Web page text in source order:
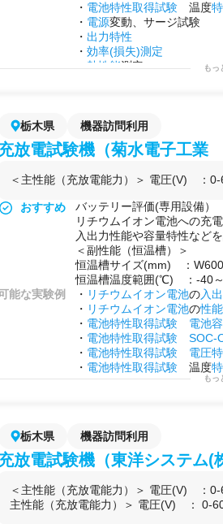
・ 電池特性取得試験 温度
・ 電源変動、サージ試験
・出力特性
・効率(損失)測定
・熱性能測定
・研究プロジェクトを始める
・自社で行えないサイドプロ
もっ
栃木県 機器訪問利用
放電試験機（菊水電子工業
＜主性能（充放電能力）＞ 電圧(V) ：
おすすめ
バッテリー評価(専用設備）
リチウムイオン電池への充
入出力性能や容量特性など
＜副性能（恒温槽）＞
恒温槽サイズ(mm) ：
恒温槽温度範囲(℃) ：-40
能な実験例
・ リチウムイオン電池の入
・ リチウムイオン電池の性
・ 電池特性取得試験
電池
・ 電池特性取得試験
SOC-
・ 電池特性取得試験
電圧
・ 電池特性取得試験 温度
途例
・第2のラボとして！
が可能です
もっ
栃木県 機器訪問利用
放電試験機（東洋システム(
＜主性能（充放電能力）＞ 電圧(V) ：
主性能（充放電能力）＞ 電圧(V) ： 0-